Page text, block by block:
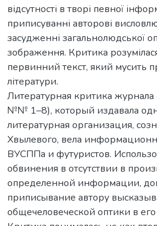
відсутності в творі певної
приписуванні авторові
засудженні загальнолюдської
зображення. Критика
первинний текст, який мусить
літератури.
Литературная критика
№№ 1–8), который издавала
литературная организация,
Хвылевого, вела
ВУСППа и футуристов.
обвинения в отсутствии в
определенной информации,
приписывание автору
общечеловеческой оптики в